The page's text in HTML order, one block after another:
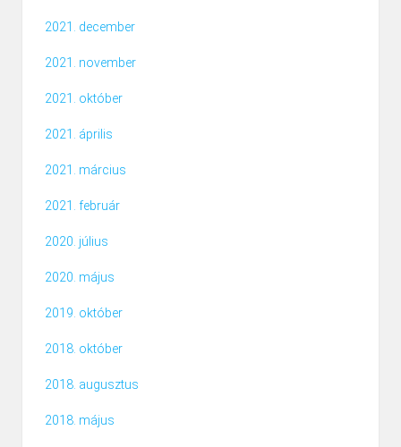
2021. december
2021. november
2021. október
2021. április
2021. március
2021. február
2020. július
2020. május
2019. október
2018. október
2018. augusztus
2018. május